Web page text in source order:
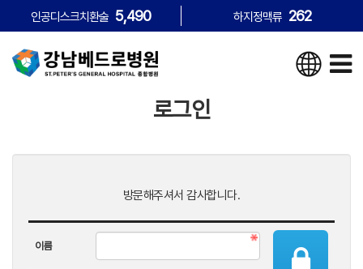
인공디스크치환술 5,490 하지정맥류 262
로그인
방문해주셔서 감사합니다.
이름